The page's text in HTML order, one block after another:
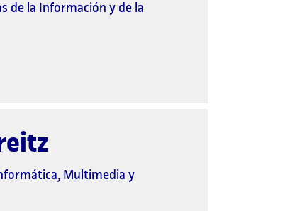
de la Información y de la
Multimedia y